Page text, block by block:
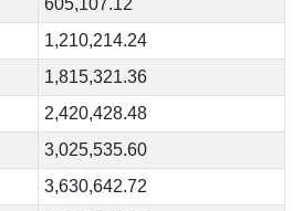
1,210,214.24
1,815,321.36
2,420,428.48
3,025,535.60
3,630,642.72